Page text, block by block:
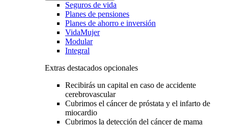
Seguros de vida
Planes de pensiones
Planes de ahorro e inversión
VidaMujer
Modular
Integral
Extras destacados opcionales
Recibirás un capital en caso de accidente
cerebrovascular
Cubrimos el cáncer de próstata y el infarto de
miocardio
Cubrimos la detección del cáncer de mama